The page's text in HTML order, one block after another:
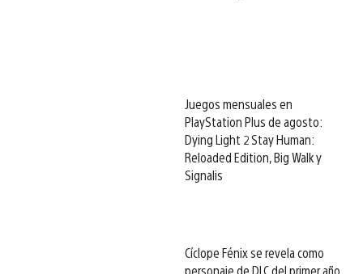
Juegos mensuales en
PlayStation Plus de agosto:
Dying Light 2 Stay Human:
Reloaded Edition, Big Walk y
Signalis
Cíclope Fénix se revela como
personaje de DLC del primer año